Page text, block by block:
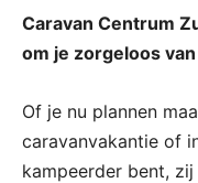
Caravan Centrum
om je zorgeloos
Of je nu plannen
caravanvakantie of
kampeerder bent,